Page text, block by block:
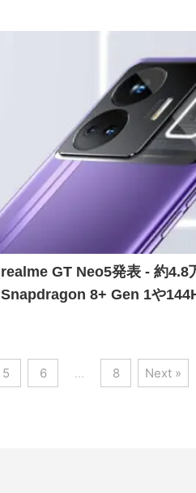
realme GT Neo5発表 - 約4.8
Snapdragon 8+ Gen 1や
5 6 … 8 Next »